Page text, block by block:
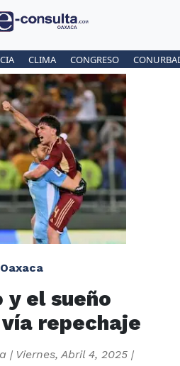
CLIMA CONGRESO
Oaxaca
el sueño
repechaje
| Viernes, Abril 4, 2025 |